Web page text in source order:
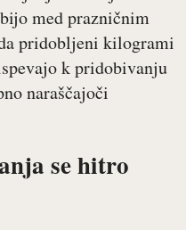
med prazničnim
pridobljeni kilogrami
k pridobivanju
naraščajoči
se hitro